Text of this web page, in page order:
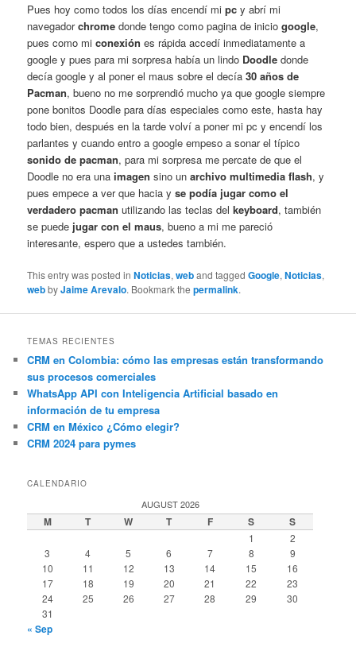
Pues hoy como todos los días encendí mipcy abrí mi
navegadorchrome donde tengo como pagina de inicio google,
pues como miconexión es rápida accedí inmediatamente a
google y pues para mi sorpresa había un lindo Doodle donde
decía google y al poner el maus sobre el decía30 años de
Pacman, bueno no me sorprendió mucho ya que google siempre
pone bonitos Doodle para días especiales como este, hasta hay
todo bien, después en la tarde volví a poner mi pc y encendí los
parlantes y cuando entro a google empeso a sonar el típico
sonido de pacman, para mi sorpresa me percate de que el
Doodle no era una imagen sino unarchivo multimedia flash, y
pues empece a ver que hacia y se podía jugar como el
verdadero pacmanutilizando las teclas delkeyboard, también
se puede jugar con el maus, bueno a mi me pareció
interesante, espero que a ustedes también.
This entry was posted inNoticias,weband taggedGoogle,Noticias,
webbyJaime Arevalo. Bookmark thepermalink.
TEMAS RECIENTES
CRM en Colombia: cómo las empresas están transformando
sus procesos comerciales
WhatsApp API con Inteligencia Artificial basado en
información de tu empresa
CRM en México ¿Cómo elegir?
CRM 2024 para pymes
CALENDARIO
AUGUST 2026
M T W T F S S
1
2
3
4 5 6 7 8
9
10
11 12 13 14 15
16
17
18 19 20 21 22
23
24
25 26 27 28 29
30
31
« Sep